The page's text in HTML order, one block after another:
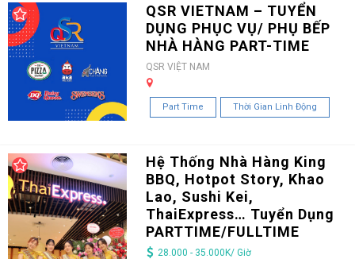
QSR VIETNAM – TUYỂN
DỤNG PHỤC VỤ/ PHỤ BẾP
NHÀ HÀNG PART-TIME
QSR VIỆT NAM
Part Time Thời Gian Linh Động
Hệ Thống Nhà Hàng King
BBQ, Hotpot Story, Khao
Lao, Sushi Kei,
ThaiExpress… Tuyển Dụng
PARTTIME/FULLTIME
28.000 - 35.000K/ Giờ